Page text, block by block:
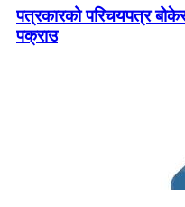
रुसद्वारा युक्रेनमा
मृत्यु
पत्रकारको परिचयपत्र
पक्राउ